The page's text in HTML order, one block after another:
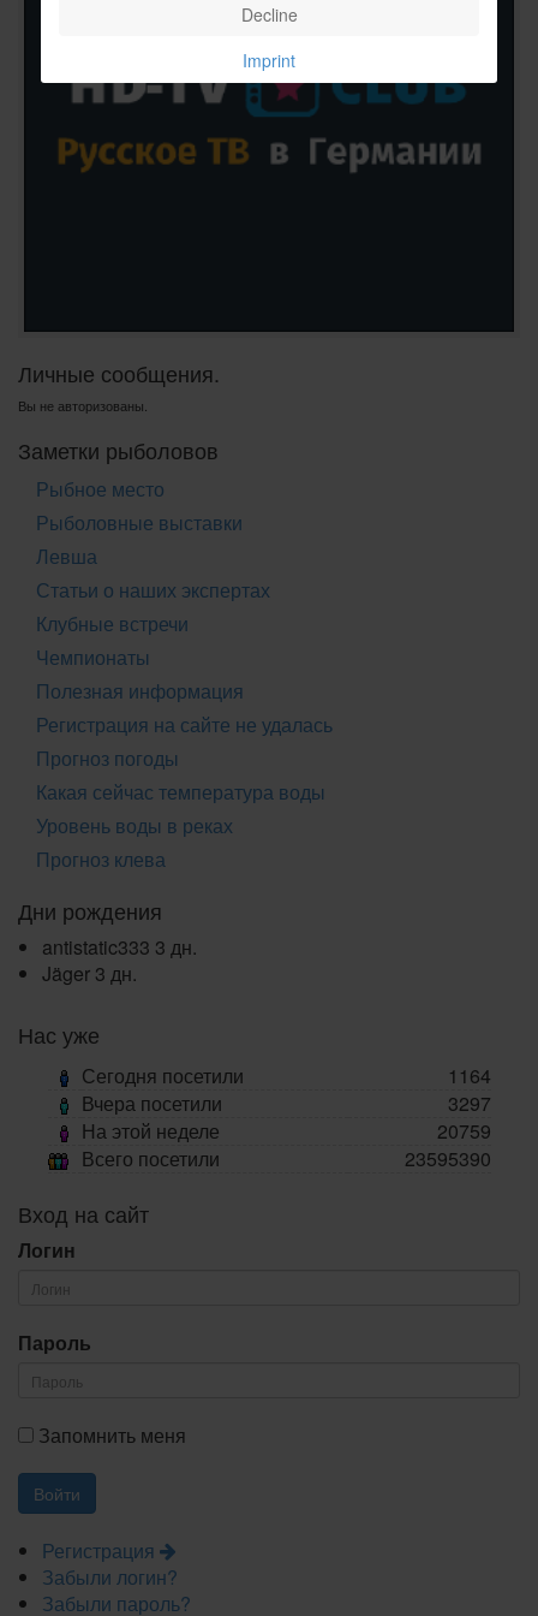
Личные сообщения.
Вы не авторизованы.
Заметки рыболовов
Рыбное место
Рыболовные выставки
Левша
Статьи о наших экспертах
Клубные встречи
Чемпионаты
Полезная информация
Регистрация на сайте не удалась
Прогноз погоды
Какая сейчас температура воды
Уровень воды в реках
Прогноз клева
Дни рождения
antistatic333 3 дн.
Jäger 3 дн.
Нас уже
Сегодня посетили
1164
Вчера посетили
3297
На этой неделе
20759
Всего посетили
23595390
Вход на сайт
Логин
Пароль
Запомнить меня
Регистрация
Забыли логин?
Забыли пароль?
Decline
Imprint